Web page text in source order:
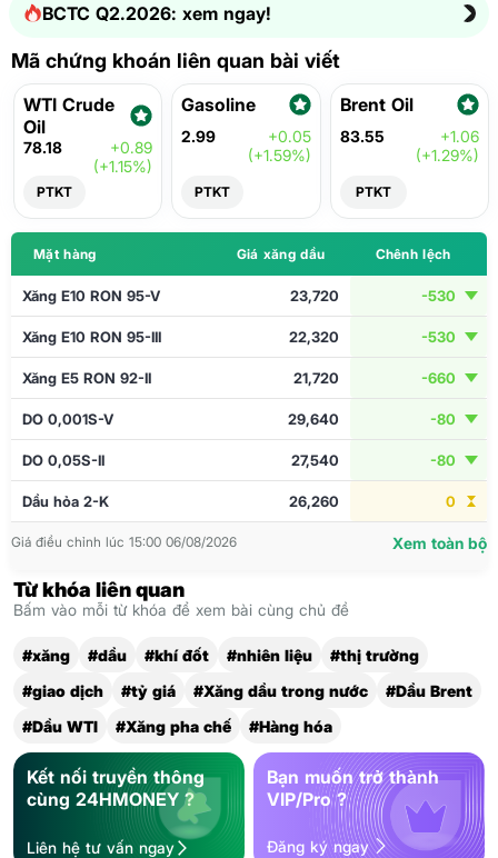
BCTC Q2.2026: xem ngay!
Mã chứng khoán liên quan bài viết
WTI Crude
Oil
78.18
+0.89
(+1.15%)
PTKT
Gasoline
2.99
+0.05
(+1.59%)
PTKT
Brent Oil
83.55
+1.06
(+1.29%)
PTKT
Mặt hàng Giá xăng dầu Chênh lệch
Xăng E10 RON 95-V 23,720 -530
Xăng E10 RON 95-III 22,320 -530
Xăng E5 RON 92-II 21,720 -660
DO 0,001S-V 29,640 -80
DO 0,05S-II 27,540 -80
Dầu hỏa 2-K 26,260 0
Giá điều chỉnh lúc 15:00 06/08/2026 Xem toàn bộ
Từ khóa liên quan
Bấm vào mỗi từ khóa để xem bài cùng chủ đề
#xăng #dầu #khí đốt #nhiên liệu
#thị trường
#giao dịch
#tỷ giá #Xăng dầu trong nước
#Dầu Brent
#Dầu WTI
#Xăng pha chế #Hàng hóa
Kết nối truyền thông
cùng 24HMONEY ?
Liên hệ tư vấn ngay
Bạn muốn trở thành
VIP/Pro ?
Đăng ký ngay